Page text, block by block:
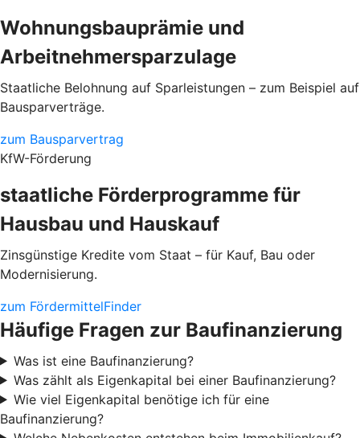
Wohnungsbauprämie und
Arbeitnehmersparzulage
Staatliche Belohnung auf Sparleistungen – zum Beispiel auf
Bausparverträge.
zum Bausparvertrag
KfW-Förderung
staatliche Förderprogramme für
Hausbau und Hauskauf
Zinsgünstige Kredite vom Staat – für Kauf, Bau oder
Modernisierung.
zum FördermittelFinder
Häufige Fragen zur Baufinanzierung
Was ist eine Baufinanzierung?
Was zählt als Eigenkapital bei einer Baufinanzierung?
Wie viel Eigenkapital benötige ich für eine
Baufinanzierung?